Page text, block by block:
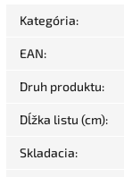
Kategória:
EAN:
Druh produktu:
Dĺžka listu (cm):
Skladacia: